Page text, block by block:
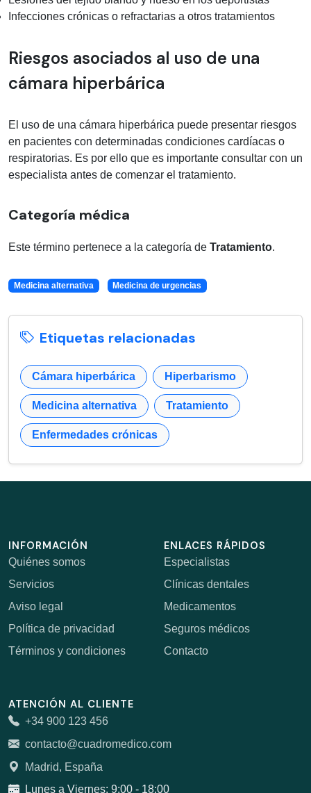
Infecciones crónicas o refractarias a otros tratamientos
Riesgos asociados al uso de una
cámara hiperbárica
El uso de una cámara hiperbárica puede presentar riesgos
en pacientes con determinadas condiciones cardíacas o
respiratorias. Es por ello que es importante consultar con un
especialista antes de comenzar el tratamiento.
Categoría médica
Este término pertenece a la categoría de Tratamiento.
Medicina alternativa Medicina de urgencias
Etiquetas relacionadas
Cámara hiperbárica Hiperbarismo
Medicina alternativa Tratamiento
Enfermedades crónicas
INFORMACIÓN
Quiénes somos
Servicios
Aviso legal
Política de privacidad
Términos y condiciones
ENLACES RÁPIDOS
Especialistas
Clínicas dentales
Medicamentos
Seguros médicos
Contacto
ATENCIÓN AL CLIENTE
+34 900 123 456
contacto@cuadromedico.com
Madrid, España
Lunes a Viernes: 9:00 - 18:00